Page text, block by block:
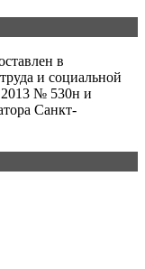
в
и социальной
№ 530н и
Санкт-